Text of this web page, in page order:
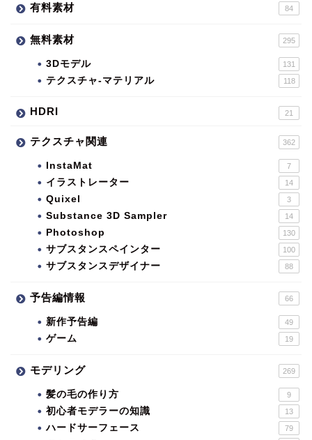
有料素材 84
無料素材 295
3Dモデル 131
テクスチャ-マテリアル 118
HDRI 21
テクスチャ関連 362
InstaMat 7
イラストレーター 14
Quixel 3
Substance 3D Sampler 14
Photoshop 130
サブスタンスペインター 100
サブスタンスデザイナー 88
予告編情報 66
新作予告編 49
ゲーム 19
モデリング 269
髪の毛の作り方 9
初心者モデラーの知識 13
ハードサーフェース 79